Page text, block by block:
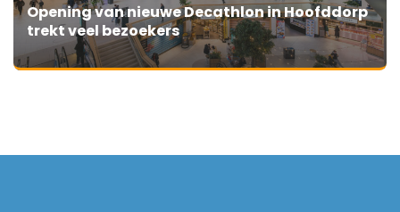
Opening van nieuwe Decathlon in Hoofddorp
trekt veel bezoekers